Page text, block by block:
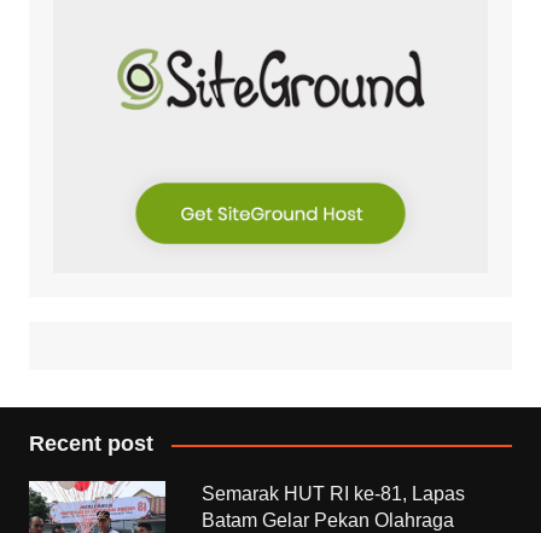
Recent post
Semarak HUT RI ke-81, Lapas
Batam Gelar Pekan Olahraga